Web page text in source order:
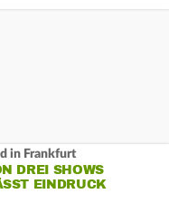
in Frankfurt
DREI SHOWS
EINDRUCK